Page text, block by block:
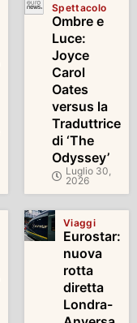
Spettacolo
Ombre e
Luce:
Joyce
Carol
Oates
versus la
Traduttrice
di ‘The
Odyssey’
Luglio 30,
2026
Viaggi
Eurostar:
nuova
rotta
diretta
Londra-